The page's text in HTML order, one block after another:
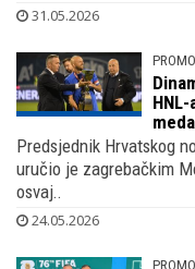
31.05.2026
Predsjednik Hrvatskog
uručio je zagrebačkim
osvaj..
24.05.2026